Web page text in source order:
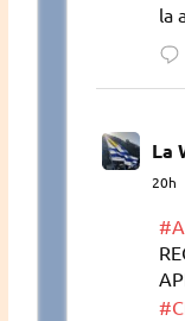
la
La
20h